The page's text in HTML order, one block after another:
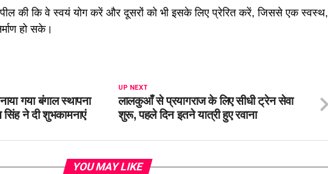
की कि वे स्वयं योग करें और दूसरों को भी इसके लिए प्रेरित करें, जिससे एक स्वस्थ,
हो सके।
UP NEXT
लालकुआँ से प्रयागराज के लिए सीधी ट्रेन सेवा
शुरू, पहले दिन इतने यात्री हुए रवाना
गया बंगाल स्थापना
सिंह ने दी शुभकामनाएं
YOU MAY LIKE